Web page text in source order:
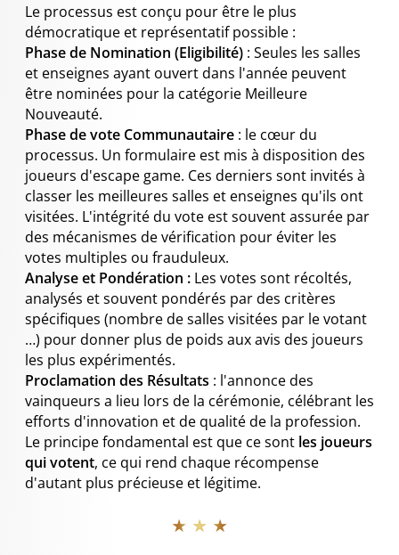
Le processus est conçu pour être le plus
démocratique et représentatif possible :
Phase de Nomination (Eligibilité) : Seules les salles
et enseignes ayant ouvert dans l'année peuvent
être nominées pour la catégorie Meilleure
Nouveauté.
Phase de vote Communautaire : le cœur du
processus. Un formulaire est mis à disposition des
joueurs d'escape game. Ces derniers sont invités à
classer les meilleures salles et enseignes qu'ils ont
visitées. L'intégrité du vote est souvent assurée par
des mécanismes de vérification pour éviter les
votes multiples ou frauduleux.
Analyse et Pondération : Les votes sont récoltés,
analysés et souvent pondérés par des critères
spécifiques (nombre de salles visitées par le votant
…) pour donner plus de poids aux avis des joueurs
les plus expérimentés.
Proclamation des Résultats : l'annonce des
vainqueurs a lieu lors de la cérémonie, célébrant les
efforts d'innovation et de qualité de la profession.
Le principe fondamental est que ce sont les joueurs
qui votent, ce qui rend chaque récompense
d'autant plus précieuse et légitime.
★ ★ ★